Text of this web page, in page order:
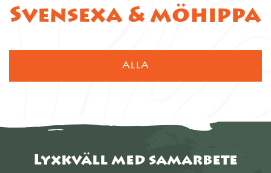
Svensexa & möhippa
ALLA
Lyxkväll med samarbete